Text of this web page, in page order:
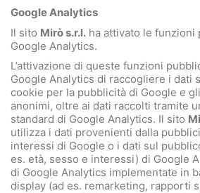
Google Analytics
Il sito Mirò s.r.l. ha attivato le funzioni
Google Analytics.
L’attivazione di queste funzioni
Google Analytics di raccogliere i dati
cookie per la pubblicità di Google e
anonimi, oltre ai dati raccolti tramite
standard di Google Analytics. Il sito
utilizza i dati provenienti dalla
interessi di Google o i dati sul
es. età, sesso e interessi) di Google
di Google Analytics implementate in
display (ad es. remarketing, rapporti